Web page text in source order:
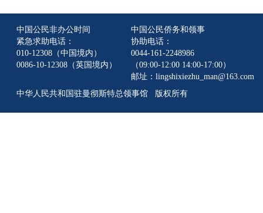
中国公民非办公时间
紧急求助电话：
010-12308（中国境内）
0086-10-12308（英国境内）
中国公民侨务和领事
协助电话：
0044-161-2248986
（09:00-12:00 14:00-17:00）
邮址：lingshixiezhu_man@163.com
中华人民共和国驻曼彻斯特总领事馆 版权所有